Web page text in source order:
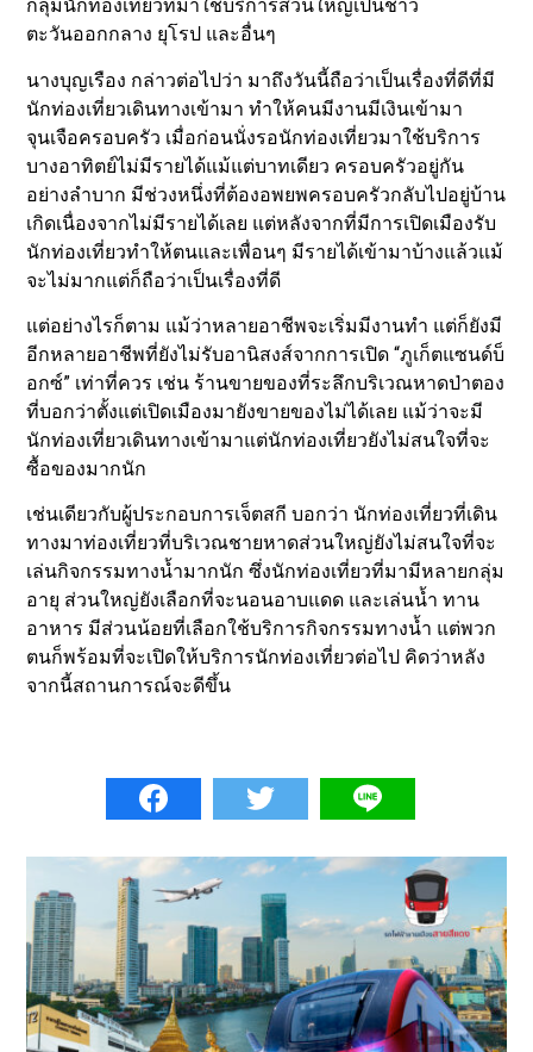
กลุ่มนักท่องเที่ยวที่มาใช้บริการส่วนใหญ่เป็นชาว
ตะวันออกกลาง ยุโรป และอื่นๆ
นางบุญเรือง กล่าวต่อไปว่า มาถึงวันนี้ถือว่าเป็นเรื่องที่ดีที่มี
นักท่องเที่ยวเดินทางเข้ามา ทำให้คนมีงานมีเงินเข้ามา
จุนเจือครอบครัว เมื่อก่อนนั่งรอนักท่องเที่ยวมาใช้บริการ
บางอาทิตย์ไม่มีรายได้แม้แต่บาทเดียว ครอบครัวอยู่กัน
อย่างลำบาก มีช่วงหนึ่งที่ต้องอพยพครอบครัวกลับไปอยู่บ้าน
เกิดเนื่องจากไม่มีรายได้เลย แต่หลังจากที่มีการเปิดเมืองรับ
นักท่องเที่ยวทำให้ตนและเพื่อนๆ มีรายได้เข้ามาบ้างแล้วแม้
จะไม่มากแต่ก็ถือว่าเป็นเรื่องที่ดี
แต่อย่างไรก็ตาม แม้ว่าหลายอาชีพจะเริ่มมีงานทำ แต่ก็ยังมี
อีกหลายอาชีพที่ยังไม่รับอานิสงส์จากการเปิด “ภูเก็ตแซนด์บ็
อกซ์” เท่าที่ควร เช่น ร้านขายของที่ระลึกบริเวณหาดป่าตอง
ที่บอกว่าตั้งแต่เปิดเมืองมายังขายของไม่ได้เลย แม้ว่าจะมี
นักท่องเที่ยวเดินทางเข้ามาแต่นักท่องเที่ยวยังไม่สนใจที่จะ
ซื้อของมากนัก
เช่นเดียวกับผู้ประกอบการเจ็ตสกี บอกว่า นักท่องเที่ยวที่เดิน
ทางมาท่องเที่ยวที่บริเวณชายหาดส่วนใหญ่ยังไม่สนใจที่จะ
เล่นกิจกรรมทางน้ำมากนัก ซึ่งนักท่องเที่ยวที่มามีหลายกลุ่ม
อายุ ส่วนใหญ่ยังเลือกที่จะนอนอาบแดด และเล่นน้ำ ทาน
อาหาร มีส่วนน้อยที่เลือกใช้บริการกิจกรรมทางน้ำ แต่พวก
ตนก็พร้อมที่จะเปิดให้บริการนักท่องเที่ยวต่อไป คิดว่าหลัง
จากนี้สถานการณ์จะดีขึ้น